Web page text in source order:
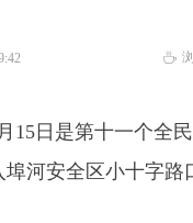
日是第十一个全民
河安全区小十字
ꄘ